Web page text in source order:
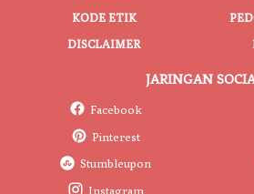
KODE ETIK
DISCLAIMER
JARINGAN
Facebook
Pinterest
Stumbleupon
Instagram